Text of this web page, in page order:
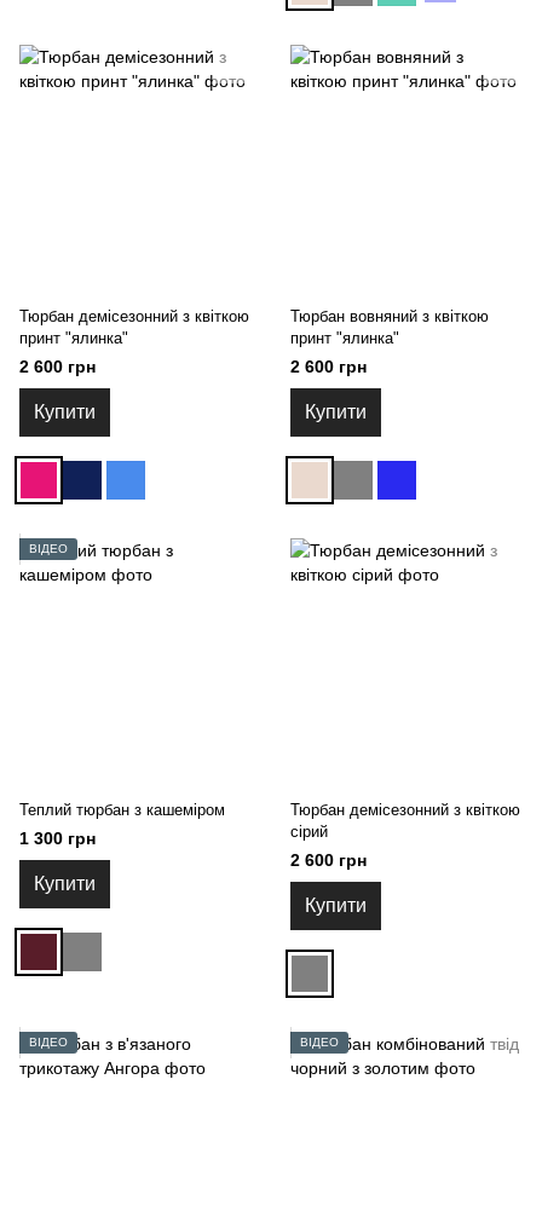
Тюрбан демісезонний з квіткою
принт "ялинка"
2 600 грн
Купити
Тюрбан вовняний з квіткою
принт "ялинка"
2 600 грн
Купити
ВІДЕО
Теплий тюрбан з кашеміром
1 300 грн
Купити
Тюрбан демісезонний з квіткою
сірий
2 600 грн
Купити
ВІДЕО ВІДЕО